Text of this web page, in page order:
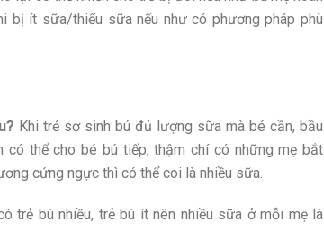
bị ít sữa/thiếu sữa nếu như có phương pháp phù
Khi trẻ sơ sinh bú đủ lượng sữa mà bé cần, bầu
thể cho bé bú tiếp, thậm chí có những mẹ bắt
cứng ngực thì có thể coi là nhiều sữa.
trẻ bú nhiều, trẻ bú ít nên nhiều sữa ở mỗi mẹ là